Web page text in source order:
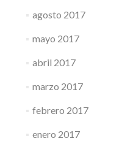
agosto 2017
mayo 2017
abril 2017
marzo 2017
febrero 2017
enero 2017